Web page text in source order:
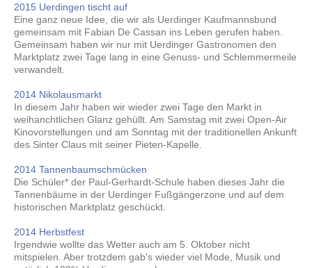
2015 Uerdingen tischt auf
Eine ganz neue Idee, die wir als Uerdinger Kaufmannsbund
gemeinsam mit Fabian De Cassan ins Leben gerufen haben.
Gemeinsam haben wir nur mit Uerdinger Gastronomen den
Marktplatz zwei Tage lang in eine Genuss- und Schlemmermeile
verwandelt.
2014 Nikolausmarkt
In diesem Jahr haben wir wieder zwei Tage den Markt in
weihanchtlichen Glanz gehüllt. Am Samstag mit zwei Open-Air
Kinovorstellungen und am Sonntag mit der traditionellen Ankunft
des Sinter Claus mit seiner Pieten-Kapelle.
2014 Tannenbaumschmücken
Die Schüler* der Paul-Gerhardt-Schule haben dieses Jahr die
Tannenbäume in der Uerdinger Fußgängerzone und auf dem
historischen Marktplatz geschückt.
2014 Herbstfest
Irgendwie wollte das Wetter auch am 5. Oktober nicht
mitspielen. Aber trotzdem gab's wieder viel Mode, Musik und